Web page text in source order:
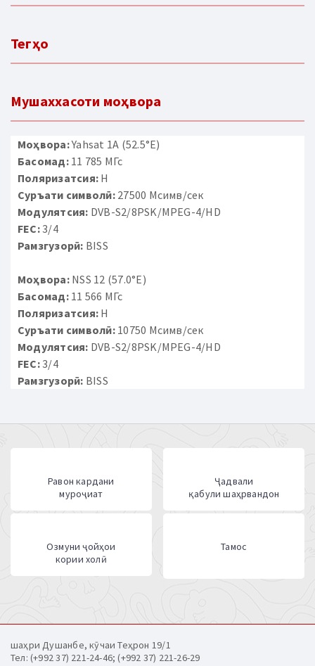
Тегҳо
Мушаххасоти моҳвора
Моҳвора:Yahsat 1A (52.5°E)
Басомад:11 785 МГс
Поляризатсия: H
Суръати символӣ:27500 Мсимв/сек
Модулятсия: DVB-S2/8PSK/MPEG-4/HD
FEC:3/4
Рамзгузорӣ: BISS
Моҳвора:NSS 12 (57.0°E)
Басомад:11 566 МГс
Поляризатсия: H
Суръати символӣ:10750 Мсимв/сек
Модулятсия: DVB-S2/8PSK/MPEG-4/HD
FEC:3/4
Рамзгузорӣ: BISS
Равон кардани
муроҷиат
Ҷадвали
қабули шаҳрвандон
Озмуни ҷойҳои
кории холӣ
Тамос
шаҳри Душанбе, кӯчаи Теҳрон 19/1
Тел: (+992 37) 221-24-46; (+992 37) 221-26-29